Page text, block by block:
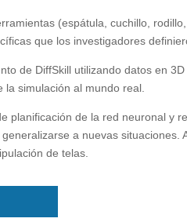
(espátula, cuchillo,
que los investigadores
de DiffSkill utilizando datos en
la simulación al mundo real.
planificación de la red neuronal y
a nuevas situaciones.
de telas.